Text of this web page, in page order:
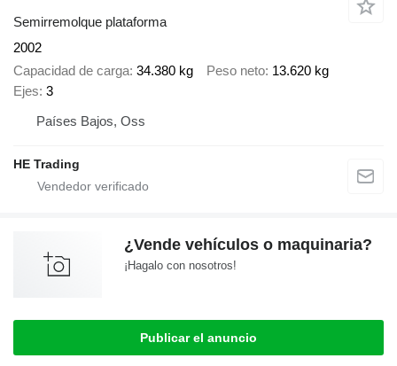
Semirremolque plataforma
2002
Capacidad de carga 34.380 kg Peso neto 13.620 kg
Ejes 3
Países Bajos, Oss
HE Trading
¿Vende vehículos o maquinaria?
¡Hagalo con nosotros!
Publicar el anuncio